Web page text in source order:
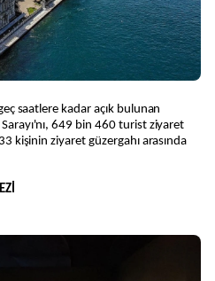
saatlere kadar açık bulunan
649 bin 460 turist ziyaret
kişinin ziyaret güzergahı arasında